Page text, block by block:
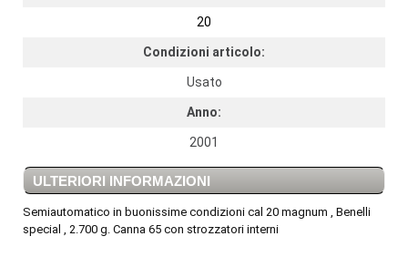
20
Condizioni articolo:
Usato
Anno:
2001
ULTERIORI INFORMAZIONI
Semiautomatico in buonissime condizioni cal 20 magnum , Benelli
special , 2.700 g. Canna 65 con strozzatori interni